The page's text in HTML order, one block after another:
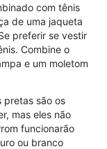
com tênis
de uma jaqueta
preferir se vestir
Combine o
e um moletom
pretas são os
mas eles não
funcionarão
ou branco